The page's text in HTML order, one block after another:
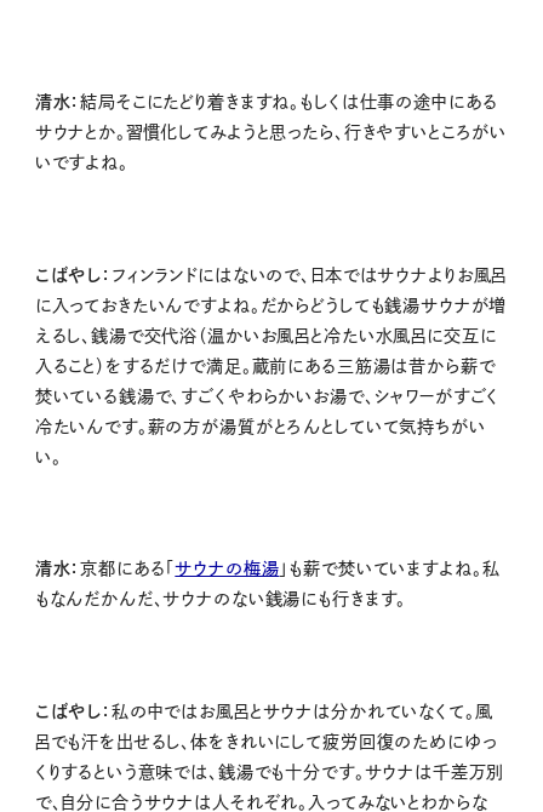
清水：結局そこにたどり着きますね。もしくは仕事の途中にある
サウナとか。習慣化してみようと思ったら、行きやすいところがい
いですよね。
こばやし： フィンランドにはないので、日本ではサウナよりお風呂
に入っておきたいんですよね。だからどうしても銭湯サウナが増
えるし、銭湯で交代浴（温かいお風呂と冷たい水風呂に交互に
入ること）をするだけで満足。蔵前にある三筋湯は昔から薪で
焚いている銭湯で、すごくやわらかいお湯で、シャワーがすごく
冷たいんです。薪の方が湯質がとろんとしていて気持ちがい
い。
清水：京都にある「サウナの梅湯 」も薪で焚いていますよね。私
もなんだかんだ、サウナのない銭湯にも行きます。
こばやし： 私の中ではお風呂とサウナは分かれていなくて。風
呂でも汗を出せるし、体をきれいにして疲労回復のためにゆっ
くりするという意味では、銭湯でも十分です。サウナは千差万別
で、自分に合うサウナは人それぞれ。入ってみないとわからな